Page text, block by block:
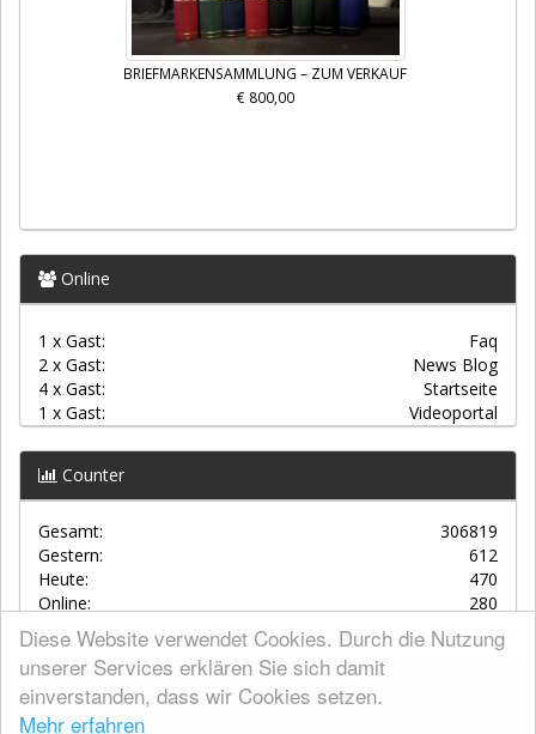
Diese Website verwendet Cookies. Durch die Nutzung
unserer Services erklären Sie sich damit
einverstanden, dass wir Cookies setzen.
Mehr erfahren
BRIEFMARKENSAMMLUNG – ZUM VERKAUF
€ 800,00
Online
1 x Gast:
Faq
2 x Gast:
News Blog
4 x Gast:
Startseite
1 x Gast:
Videoportal
Counter
Gesamt:
306819
Gestern:
612
Heute:
470
Online:
280
AGBs